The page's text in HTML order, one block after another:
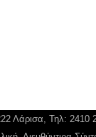
Λάρισα, Τηλ: 2410